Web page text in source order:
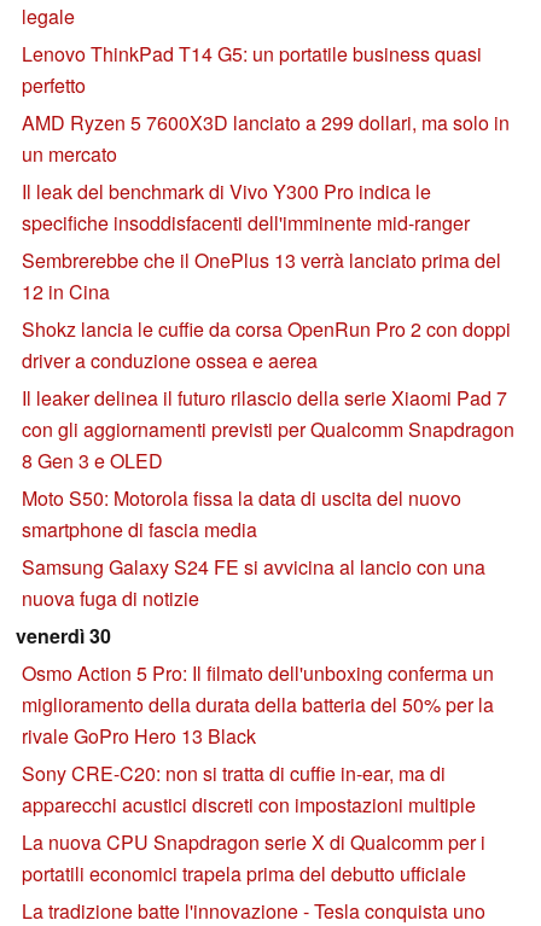
legale
Lenovo ThinkPad T14 G5: un portatile business quasi
perfetto
AMD Ryzen 5 7600X3D lanciato a 299 dollari, ma solo in
un mercato
Il leak del benchmark di Vivo Y300 Pro indica le
specifiche insoddisfacenti dell'imminente mid-ranger
Sembrerebbe che il OnePlus 13 verrà lanciato prima del
12 in Cina
Shokz lancia le cuffie da corsa OpenRun Pro 2 con doppi
driver a conduzione ossea e aerea
Il leaker delinea il futuro rilascio della serie Xiaomi Pad 7
con gli aggiornamenti previsti per Qualcomm Snapdragon
8 Gen 3 e OLED
Moto S50: Motorola fissa la data di uscita del nuovo
smartphone di fascia media
Samsung Galaxy S24 FE si avvicina al lancio con una
nuova fuga di notizie
venerdì 30
Osmo Action 5 Pro: Il filmato dell'unboxing conferma un
miglioramento della durata della batteria del 50% per la
rivale GoPro Hero 13 Black
Sony CRE-C20: non si tratta di cuffie in-ear, ma di
apparecchi acustici discreti con impostazioni multiple
La nuova CPU Snapdragon serie X di Qualcomm per i
portatili economici trapela prima del debutto ufficiale
La tradizione batte l'innovazione - Tesla conquista uno